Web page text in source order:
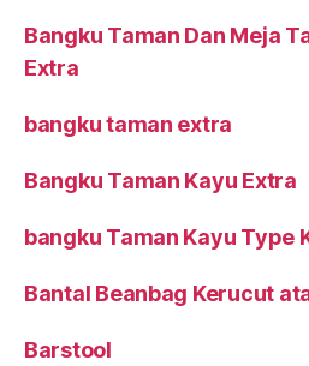
Bangku Taman Dan Meja
Extra
bangku taman extra
Bangku Taman Kayu Extra
bangku Taman Kayu Type
Bantal Beanbag Kerucut
Barstool